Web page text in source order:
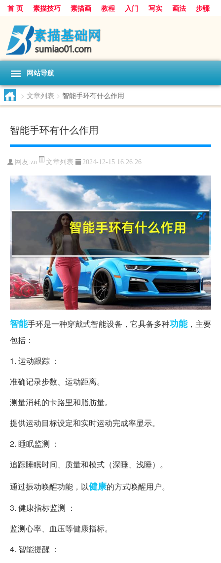
首 页 素描技巧 素描画 教程 入门 写实 画法
步骤
基础
超写实
网站导航
> 文章列表 > 智能手环有什么作用
智能手环有什么作用
网友:zn 文章列表 2024-12-15 16:26:26
智能手环是一种穿戴式智能设备，它具备多种功能，主要
包括：
1. 运动跟踪 ：
准确记录步数、运动距离。
测量消耗的卡路里和脂肪量。
提供运动目标设定和实时运动完成率显示。
2. 睡眠监测 ：
追踪睡眠时间、质量和模式（深睡、浅睡）。
通过振动唤醒功能，以健康的方式唤醒用户。
3. 健康指标监测 ：
监测心率、血压等健康指标。
4. 智能提醒 ：